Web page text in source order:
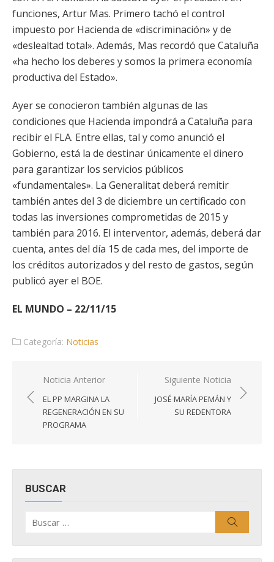
funciones, Artur Mas. Primero tachó el control
impuesto por Hacienda de «discriminación» y de
«deslealtad total». Además, Mas recordó que Cataluña
«ha hecho los deberes y somos la primera economía
productiva del Estado».
Ayer se conocieron también algunas de las
condiciones que Hacienda impondrá a Cataluña para
recibir el FLA. Entre ellas, tal y como anunció el
Gobierno, está la de destinar únicamente el dinero
para garantizar los servicios públicos
«fundamentales». La Generalitat deberá remitir
también antes del 3 de diciembre un certificado con
todas las inversiones comprometidas de 2015 y
también para 2016. El interventor, además, deberá dar
cuenta, antes del día 15 de cada mes, del importe de
los créditos autorizados y del resto de gastos, según
publicó ayer el BOE.
EL MUNDO – 22/11/15
Categoría: Noticias
Navegación
de
entradas
Noticia Anterior
EL PP MARGINA LA
REGENERACIÓN EN SU
PROGRAMA
Siguiente Noticia
JOSÉ MARÍA PEMÁN Y
SU REDENTORA
BUSCAR
por: